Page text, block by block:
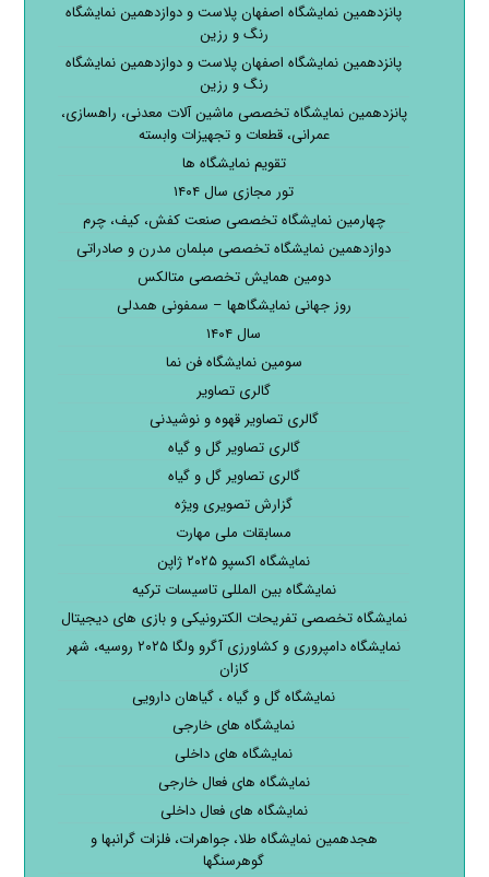
پانزدهمین نمایشگاه اصفهان پلاست و دوازدهمین نمایشگاه
رنگ و رزین
پانزدهمین نمایشگاه اصفهان پلاست و دوازدهمین نمایشگاه
رنگ و رزین
پانزدهمین نمایشگاه تخصصی ماشین آلات معدنی، راهسازی،
عمرانی، قطعات و تجهیزات وابسته
تقویم نمایشگاه ها
تور مجازی سال ۱۴۰۴
چهارمین نمایشگاه تخصصی صنعت کفش، کیف، چرم
دوازدهمین نمایشگاه تخصصی مبلمان مدرن و صادراتی
دومین همایش تخصصی متالکس
روز جهانی نمایشگاهها – سمفونی همدلی
سال ۱۴۰۴
سومین نمایشگاه فن نما
گالری تصاویر
گالری تصاویر قهوه و نوشیدنی
گالری تصاویر گل و گیاه
گالری تصاویر گل و گیاه
گزارش تصویری ویژه
مسابقات ملی مهارت
نمایشگاه اکسپو ۲۰۲۵ ژاپن
نمایشگاه بین المللی تاسیسات ترکیه
نمایشگاه تخصصی تفریحات الکترونیکی و بازی های دیجیتال
نمایشگاه دامپروری و کشاورزی آگرو ولگا ۲۰۲۵ روسیه، شهر
کازان
نمایشگاه گل و گیاه ، گیاهان دارویی
نمایشگاه های خارجی
نمایشگاه های داخلی
نمایشگاه های فعال خارجی
نمایشگاه های فعال داخلی
هجدهمین نمایشگاه طلا، جواهرات، فلزات گرانبها و
گوهرسنگها